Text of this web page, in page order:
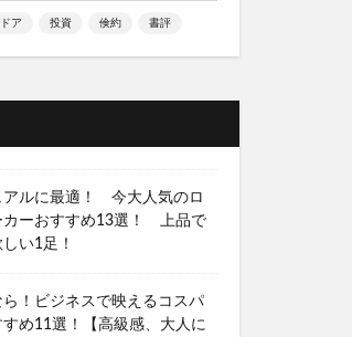
ア 投資 倹約 書評
アルに最適！ 今大人気のロ
カーおすすめ13選！ 上品で
い1足！
！ビジネスで映えるコスパ
め11選！【高級感、大人に